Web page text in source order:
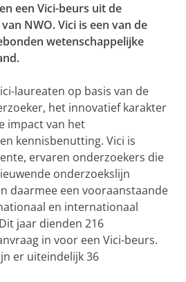
een Vici-beurs uit de
NWO.Vici is een van de
wetenschappelijke
laureaten op basis van de
het innovatief karakter
impact van het
kennisbenutting. Vici is
ervaren onderzoekers die
onderzoekslijn
daarmee een vooraanstaande
en internationaal
jaar dienden 216
in voor een Vici-beurs.
er uiteindelijk 36